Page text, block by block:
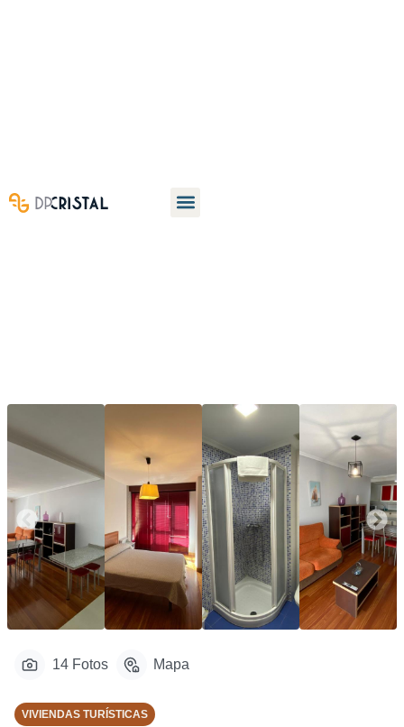
14 Fotos Mapa
VIVIENDAS TURÍSTICAS